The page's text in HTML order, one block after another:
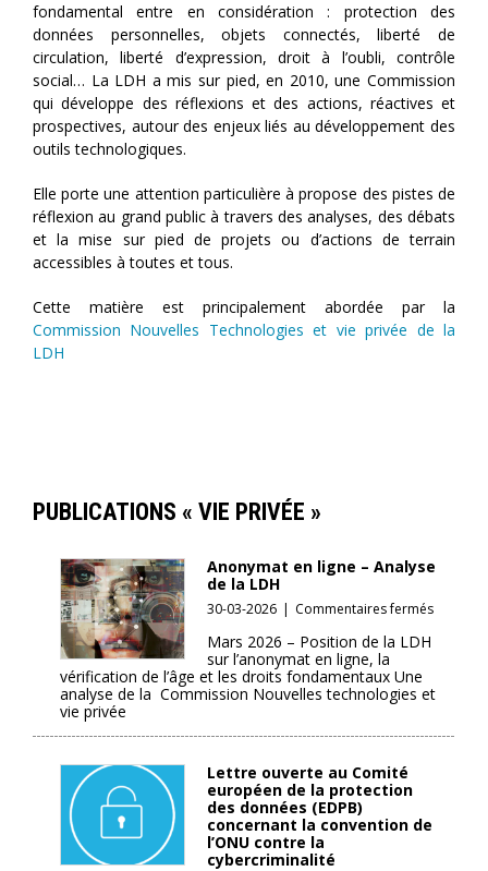
fondamental entre en considération : protection des
données personnelles, objets connectés, liberté de
circulation, liberté d’expression, droit à l’oubli, contrôle
social… La LDH a mis sur pied, en 2010, une Commission
qui développe des réflexions et des actions, réactives et
prospectives, autour des enjeux liés au développement des
outils technologiques.
Elle porte une attention particulière à propose des pistes de
réflexion au grand public à travers des analyses, des débats
et la mise sur pied de projets ou d’actions de terrain
accessibles à toutes et tous.
Cette matière est principalement abordée par la
Commission Nouvelles Technologies et vie privée de la
LDH
PUBLICATIONS « VIE PRIVÉE »
Anonymat en ligne – Analyse
de la LDH
30-03-2026 | Commentaires ferméssur
Analyse
Mars 2026 – Position de la LDH
sur l’anonymat en ligne, la
vérification de l’âge et les droits fondamentaux Une
analyse de la Commission Nouvelles technologies et
vie privée
Lettre ouverte au Comité
européen de la protection
des données (EDPB)
concernant la convention de
l’ONU contre la
cybercriminalité